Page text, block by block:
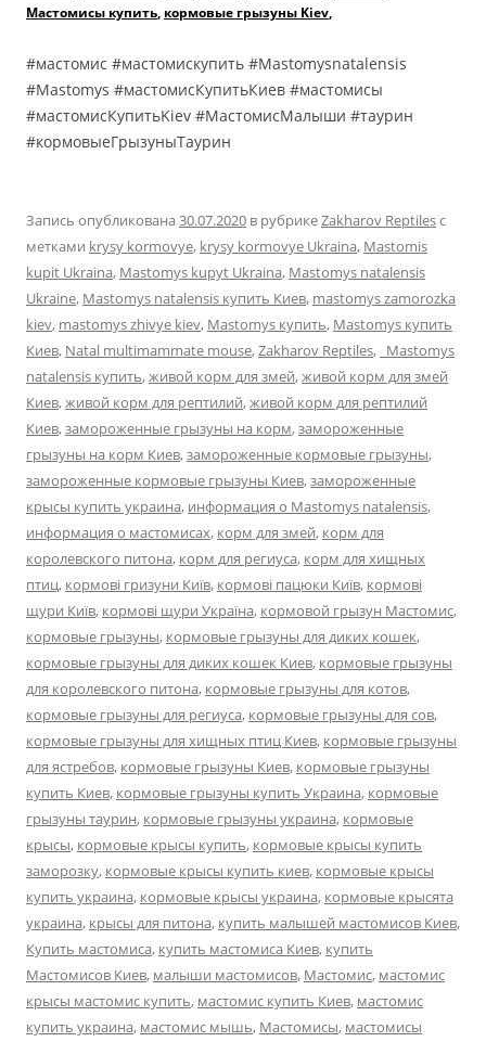
Мастомисы купить, кормовые грызуны Kiev,
#мастомис #мастомискупить #Mastomysnatalensis
#Mastomys #мастомисКупитьКиев #мастомисы
#мастомисКупитьKiev #МастомисМалыши #таурин
#кормовыеГрызуныТаурин
Запись опубликована30.07.2020 в рубрикеZakharov Reptilesс
метками krysy kormovye, krysy kormovye Ukraina, Mastomis
kupit Ukraina, Mastomys kupyt Ukraina, Mastomys natalensis
Ukraine, Mastomys natalensis купить Киев, mastomys zamorozka
kiev, mastomys zhivye kiev, Mastomys купить, Mastomys купить
Киев, Natal multimammate mouse,Zakharov Reptiles, Mastomys
natalensis купить,живой корм для змей,живой корм для змей
Киев,живой корм для рептилий,живой корм для рептилий
Киев,замороженные грызуны на корм,замороженные
грызуны на корм Киев,замороженные кормовые грызуны,
замороженные кормовые грызуны Киев,замороженные
крысы купить украина, информация о Mastomys natalensis,
информация о мастомисах, корм для змей, корм для
королевского питона, корм для региуса, корм для хищных
птиц, кормові гризуни Київ, кормові пацюки Київ, кормові
щури Київ, кормові щури Україна, кормовой грызун Мастомис,
кормовые грызуны, кормовые грызуны для диких кошек,
кормовые грызуны для диких кошек Киев, кормовые грызуны
для королевского питона, кормовые грызуны для котов,
кормовые грызуны для региуса, кормовые грызуны для сов,
кормовые грызуны для хищных птиц Киев, кормовые грызуны
для ястребов, кормовые грызуны Киев, кормовые грызуны
купить Киев, кормовые грызуны купить Украина, кормовые
грызуны таурин, кормовые грызуны украина, кормовые
крысы, кормовые крысы купить, кормовые крысы купить
заморозку, кормовые крысы купить киев, кормовые крысы
купить украина, кормовые крысы украина, кормовые крысята
украина, крысы для питона, купить малышей мастомисов Киев,
Купить мастомиса, купить мастомиса Киев, купить
Мастомисов Киев, малыши мастомисов, Мастомис, мастомис
крысы мастомис купить, мастомис купить Киев, мастомис
купить украина, мастомис мышь, Мастомисы, мастомисы